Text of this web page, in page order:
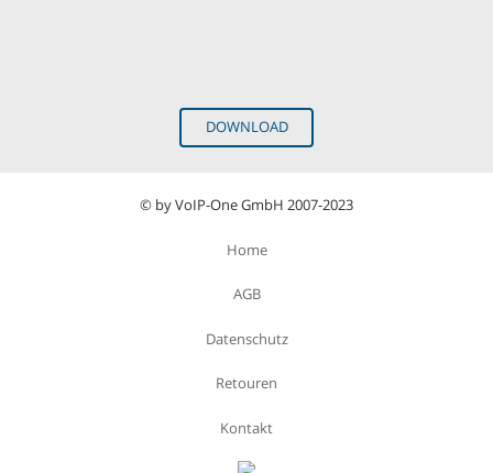
DOWNLOAD
© by VoIP-One GmbH 2007-2023
Home
AGB
Datenschutz
Retouren
Kontakt